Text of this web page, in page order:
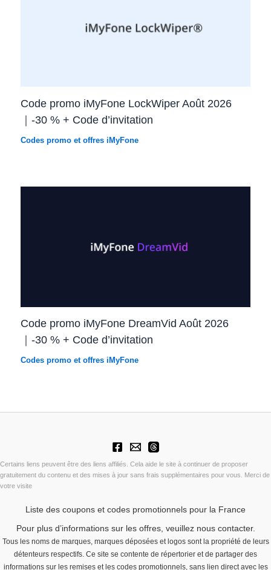
Code promo iMyFone LockWiper Août 2026
｜-30 % + Code d’invitation
Codes promo et offres iMyFone
Code promo iMyFone DreamVid Août 2026
｜-30 % + Code d’invitation
Codes promo et offres iMyFone
Certains liens peuvent être des liens affiliés. Cela aide le site à continuer de proposer
gratuitement du contenu et des mises à jour sans frais supplémentaires pour vous. Merci de
votre visite
Liste des coupons et codes promotionnels pour la France
Pour plus d’informations sur les offres, veuillez nous contacter.
Tous les noms de marques, marques déposées et logos sont la propriété de leurs
détenteurs respectifs. Ce site se contente de répertorier et de partager des
informations sur les remises et les codes promotionnels, sans lien direct avec les